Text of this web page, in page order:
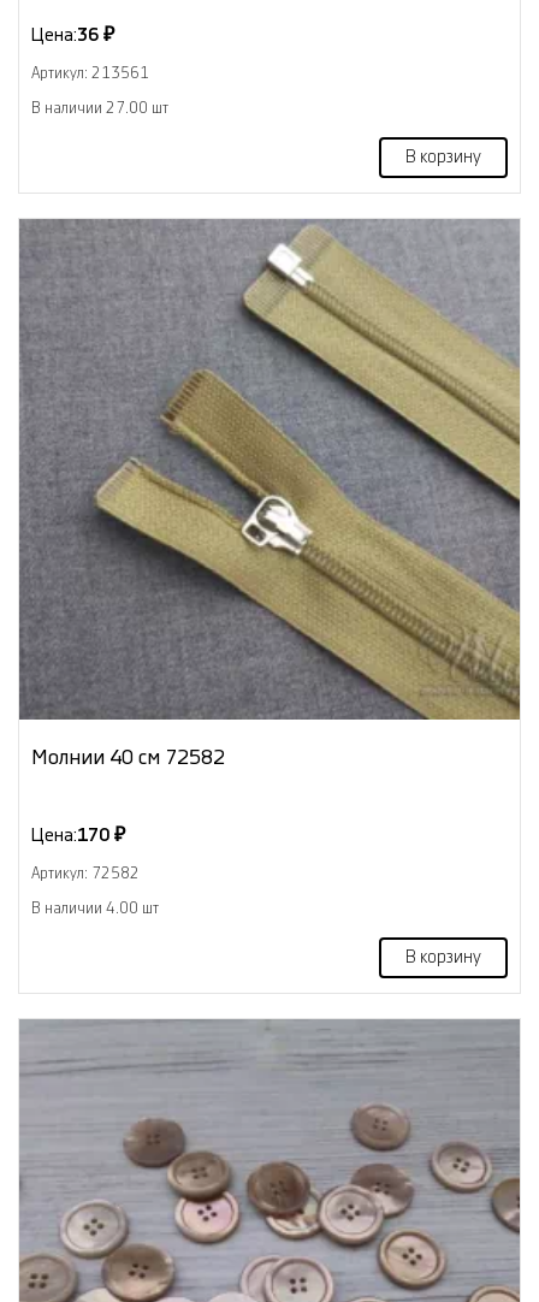
Цена:36 ₽
Артикул: 213561
В наличии 27.00 шт
В корзину
Молнии 40 см 72582
Цена:170 ₽
Артикул: 72582
В наличии 4.00 шт
В корзину